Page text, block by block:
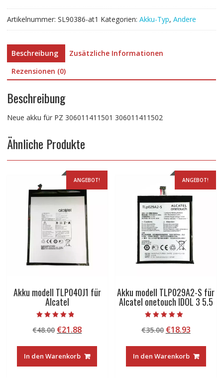
Artikelnummer: SL90386-at1 Kategorien: Akku-Typ, Andere
Beschreibung
Zusätzliche Informationen
Rezensionen (0)
Beschreibung
Neue akku für PZ 306011411501 306011411502
Ähnliche Produkte
ANGEBOT!
Akku modell TLP040J1 für
Alcatel
4.50
von 5
€48.00 Ursprünglicher
war:
€48.00
€21.88Aktueller
ist:
€21.88.
In den Warenkorb
ANGEBOT!
Akku modell TLP029A2-S für
Alcatel onetouch IDOL 3 5.5
5.00
von 5
€35.00 Ursprünglicher
war:
€35.00
€18.93
ist:
€18.93.
In den Warenkorb